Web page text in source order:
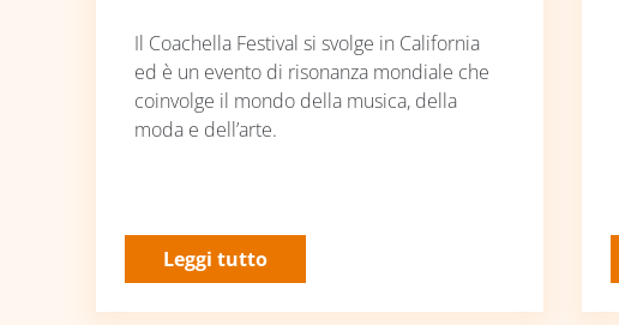
Il Coachella Festival si svolge in California
ed è un evento di risonanza mondiale che
coinvolge il mondo della musica, della
moda e dell’arte.
Leggi tutto